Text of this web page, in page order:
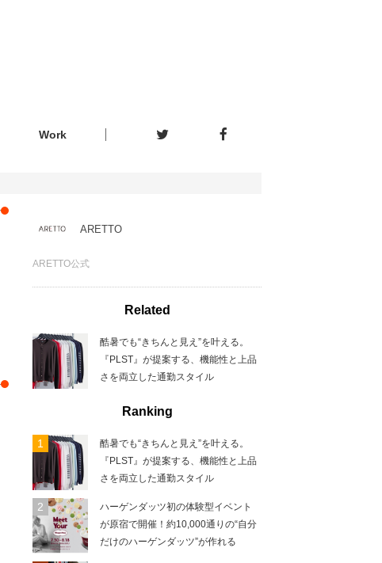
Work
ARETTO
ARETTO公式
Related
酷暑でも“きちんと見え”を叶える。
『PLST』が提案する、機能性と上品
さを両立した通勤スタイル
Ranking
酷暑でも“きちんと見え”を叶える。
『PLST』が提案する、機能性と上品
さを両立した通勤スタイル
ハーゲンダッツ初の体験型イベント
が原宿で開催！約10,000通りの“自分
だけのハーゲンダッツ”が作れる